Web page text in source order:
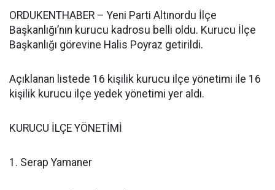
ORDUKENTHABER – Yeni Parti Altınordu İlçe
Başkanlığı’nın kurucu kadrosu belli oldu. Kurucu İlçe
Başkanlığı görevine Halis Poyraz getirildi.
Açıklanan listede 16 kişilik kurucu ilçe yönetimi ile 16
kişilik kurucu ilçe yedek yönetimi yer aldı.
KURUCU İLÇE YÖNETİMİ
1. Serap Yamaner